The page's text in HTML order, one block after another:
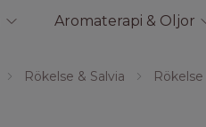
Aromaterapi & Oljor
Rökelse & Salvia